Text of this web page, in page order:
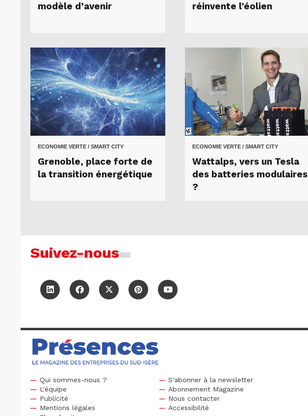
modèle d’avenir
réinvente l’éolien
ECONOMIE VERTE / SMART CITY
Grenoble, place forte de
la transition énergétique
ECONOMIE VERTE / SMART CITY
Wattalps, vers un Tesla
des batteries modulaires
?
Suivez-nous
Qui sommes-nous ?
L'équipe
Publicité
S'abonner à la newsletter
Abonnement Magazine
Nous contacter
Mentions légales
Accessibilité